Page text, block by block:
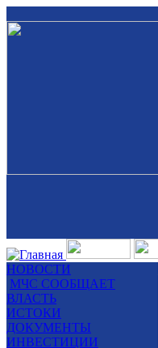
НОВОСТИ
МЧС СООБЩАЕТ
ВЛАСТЬ
ИСТОКИ
ДОКУМЕНТЫ
ИНВЕСТИЦИИ